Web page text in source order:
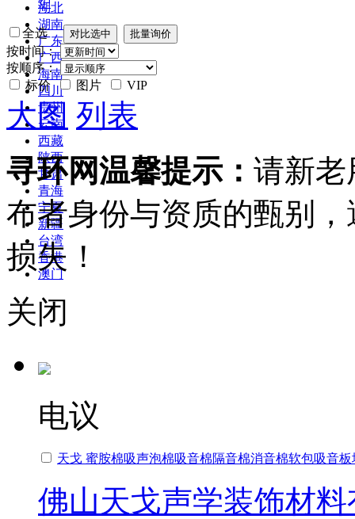
湖北
湖南
广东
广西
海南
四川
贵州
云南
西藏
陕西
甘肃
青海
宁夏
新疆
台湾
香港
澳门
全选
按时间：
按顺序：
标价
图片 VIP
大图 列表
寻环网温馨提示： 请新老
布者身份与资质的甄别
损失！
关闭
电议
天戈 蜜胺棉吸声泡棉吸音棉隔音棉消音棉软包吸音
佛山天戈声学装饰材